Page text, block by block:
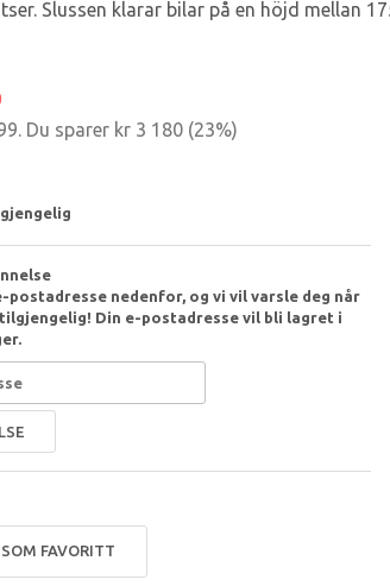
Slussen klarar bilar på en höjd mellan
. Du sparer kr 3 180 (23%)
postadresse nedenfor, og vi vil varsle deg når
Din e-postadresse vil bli lagret i
FAVORITT